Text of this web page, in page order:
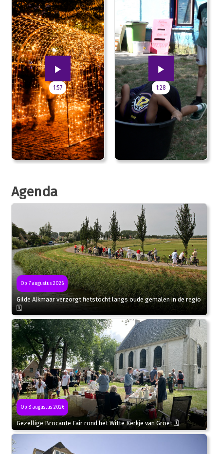
1:57 1:28
Agenda
Op 7 augustus 2026
Gilde Alkmaar verzorgt fietstocht langs oude gemalen in de regio
🗓
Op 8 augustus 2026
Gezellige Brocante Fair rond het Witte Kerkje van Groet 🗓